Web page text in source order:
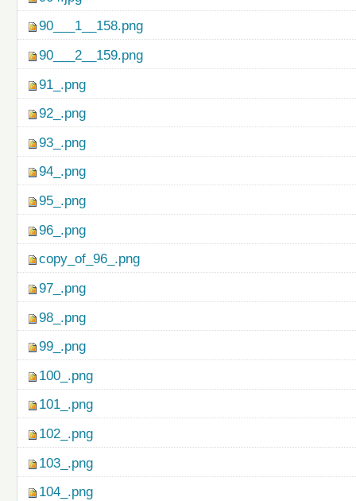
90___1__158.png
90___2__159.png
91_.png
92_.png
93_.png
94_.png
95_.png
96_.png
copy_of_96_.png
97_.png
98_.png
99_.png
100_.png
101_.png
102_.png
103_.png
104_.png